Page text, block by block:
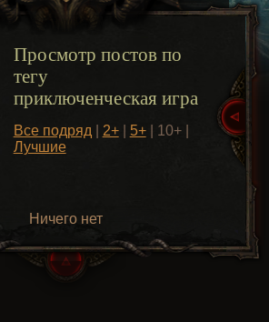
Просмотр постов по
тегу
приключенческая игра
Все подряд 2+| 5+| 10+ |
Лучшие
Ничего нет